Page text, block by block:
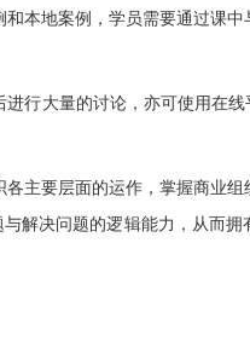
本地案例，学员需要通过课中
行大量的讨论，亦可使用在
主要层面的运作，掌握商业
解决问题的逻辑能力，从而